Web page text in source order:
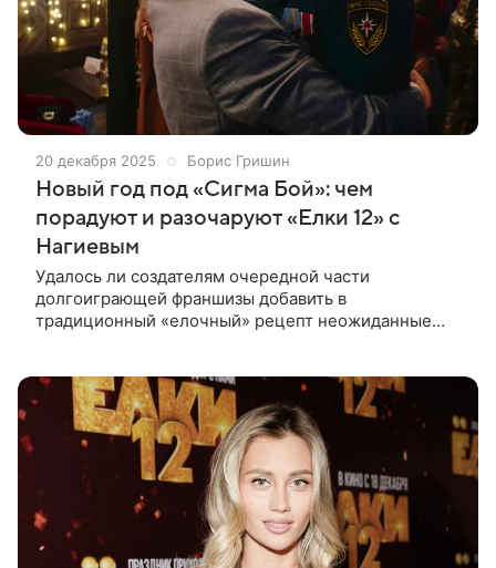
20 декабря 2025 Борис Гришин
Новый год под «Сигма Бой»: чем
порадуют и разочаруют «Елки 12» с
Нагиевым
Удалось ли создателям очередной части
долгоиграющей франшизы добавить в
традиционный «елочный» рецепт неожиданные